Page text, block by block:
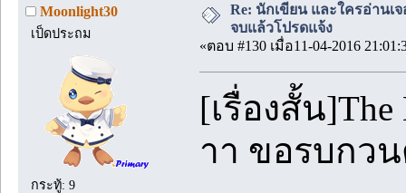
Moonlight30
เป็ดประถม
กระทู้: 9
Re: นักเขียน และใครอ่านเ
จบแล้วโปรดแจ้ง
«ตอบ #130 เมื่อ11-04-2016
[เรื่องสั้น]The
าา ขอรบกว